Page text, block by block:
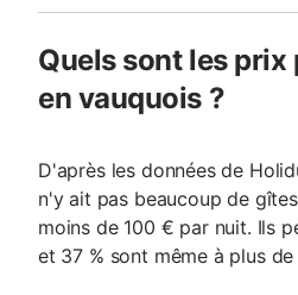
Quels sont les prix
en vauquois ?
D'après les données de
n'y ait pas beaucoup de
moins de 100 € par nuit. Ils
et 37 % sont même à plus